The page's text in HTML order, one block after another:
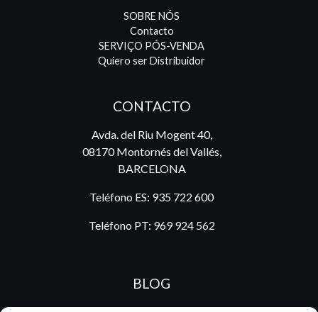
SOBRE NÓS
Contacto
SERVIÇO PÓS-VENDA
Quiero ser Distribuidor
CONTACTO
Avda. del Riu Mogent 40,
08170 Montornés del Vallés,
BARCELONA
Teléfono ES: 935 722 600
Teléfono PT: 969 924 562
BLOG